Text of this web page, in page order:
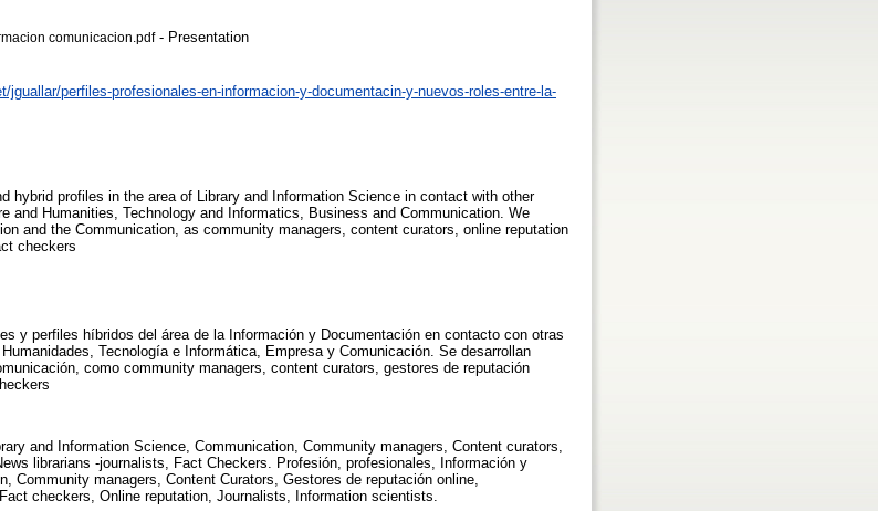
comunicacion.pdf- Presentation
jguallar/perfiles-profesionales-en-informacion-y-documentacin-y-nuevos-roles-entre-la-
hybrid profiles in the area of Library and Information Science in contact with other
and Humanities, Technology and Informatics, Business and Communication. We
and the Communication, as community managers, content curators, online reputation
checkers
y perfiles híbridos del área de la Información y Documentación en contacto con otras
Tecnología e Informática, Empresa y Comunicación. Se desarrollan
como community managers, content curators, gestores de reputación
and Information Science, Communication, Community managers, Content curators,
librarians -journalists, Fact Checkers. Profesión, profesionales, Información y
Community managers, Content Curators, Gestores de reputación online,
checkers, Online reputation, Journalists, Information scientists.